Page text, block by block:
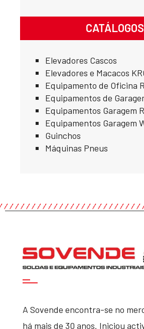
CATÁLOGOS
Elevadores Cascos
Elevadores e Macacos
Equipamento de Oficina
Equipamentos de
Equipamentos Garagem
Equipamentos Garagem
Guinchos
Máquinas Pneus
A Sovende encontra-se no
há mais de 30 anos. Iniciou